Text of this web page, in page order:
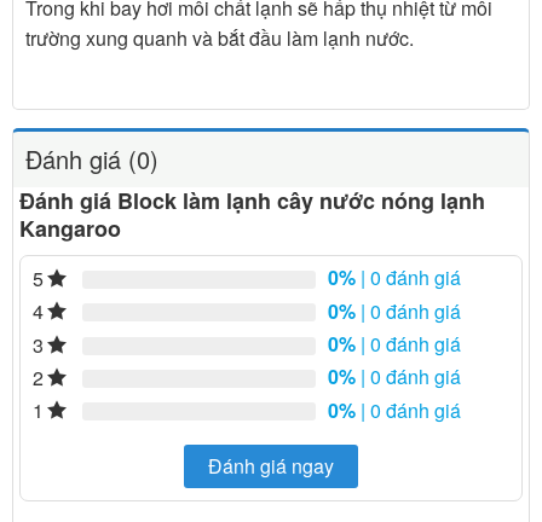
Trong khi bay hơi môi chất lạnh sẽ hấp thụ nhiệt từ môi
trường xung quanh và bắt đầu làm lạnh nước.
Đánh giá (0)
Đánh giá Block làm lạnh cây nước nóng lạnh
Kangaroo
5 0% | 0 đánh giá
4
0% | 0 đánh giá
3
0% | 0 đánh giá
2
0% | 0 đánh giá
1
0% | 0 đánh giá
Đánh giá ngay